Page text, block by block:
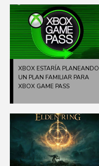
XBOX ESTARÍA PLANEANDO
UN PLAN FAMILIAR PARA
XBOX GAME PASS